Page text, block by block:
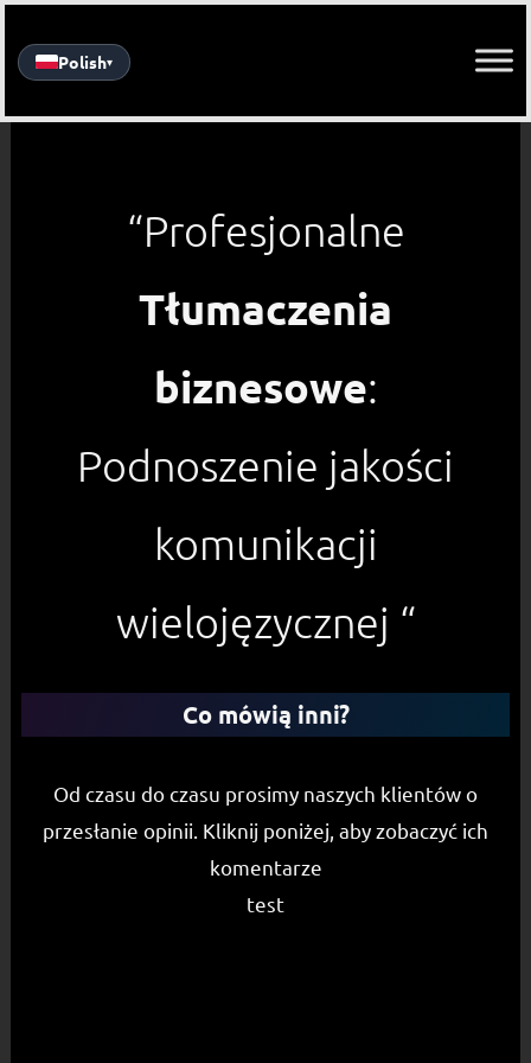
to
Polish▾
“Profesjonalne
Tłumaczenia
biznesowe:
Podnoszenie jakości
komunikacji
wielojęzycznej “
Co mówią inni?
Od czasu do czasu prosimy naszych klientów o
przesłanie opinii. Kliknij poniżej, aby zobaczyć ich
komentarze
test